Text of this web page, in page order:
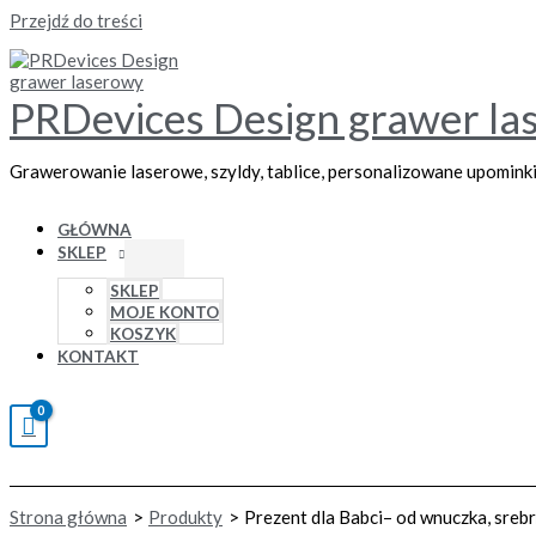
Przejdź do treści
PRDevices Design grawer
Grawerowanie laserowe, szyldy, tablice, personalizowane upominki
GŁÓWNA
SKLEP
SKLEP
MOJE KONTO
KOSZYK
KONTAKT
Strona główna Produkty Prezent dla Babci– od wnuczka,